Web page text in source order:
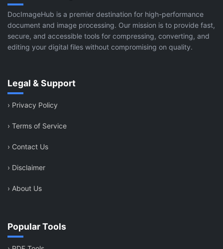
DocImageHub is a premier destination for high-performance
document and image processing. Our mission is to provide fast,
secure, and accessible tools for compressing, converting, and
editing your digital files without compromising on quality.
Legal & Support
› Privacy Policy
› Terms of Service
› Contact Us
› Disclaimer
› About Us
Popular Tools